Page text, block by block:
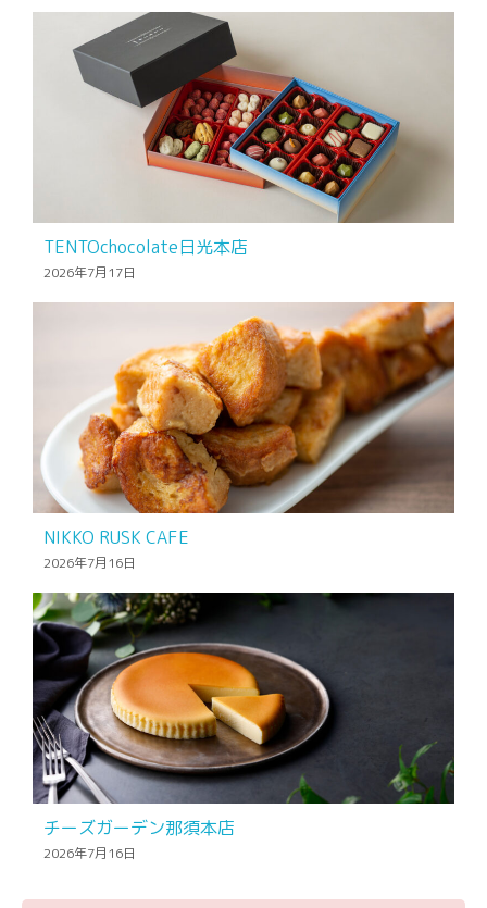
TENTOchocolate日光本店
2026年7月17日
NIKKO RUSK CAFE
2026年7月16日
チーズガーデン那須本店
2026年7月16日